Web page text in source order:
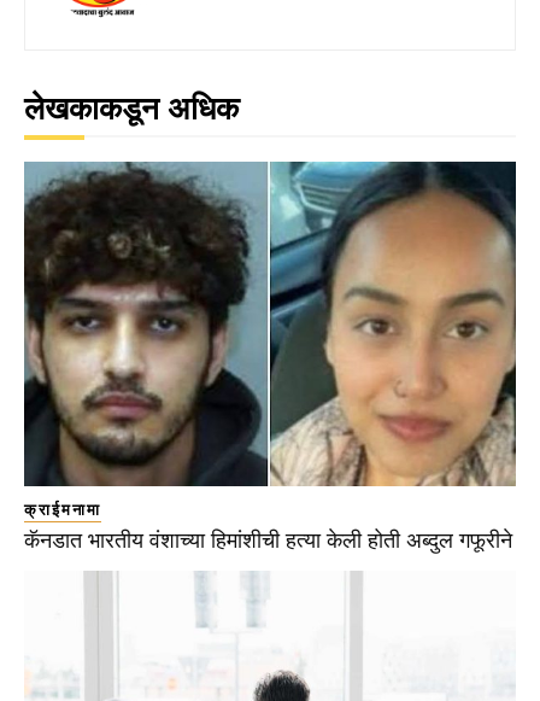
लेखकाकडून अधिक
क्राईमनामा
कॅनडात भारतीय वंशाच्या हिमांशीची हत्या केली होती अब्दुल गफूरीने